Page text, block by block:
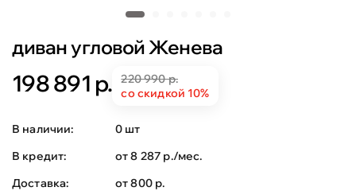
диван угловой Женева
198 891 р.
220 990 р.
со скидкой 10%
В наличии:
0 шт
В кредит:
от 8 287 р./мес.
Доставка:
от 800 р.